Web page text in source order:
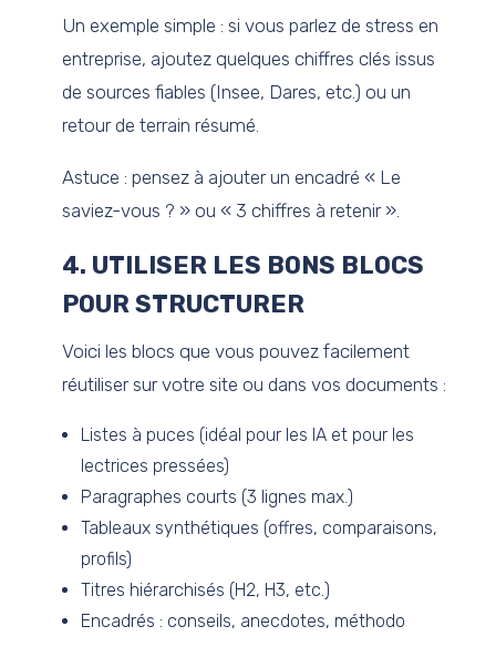
Un exemple simple : si vous parlez de stress en
entreprise, ajoutez quelques chiffres clés issus
de sources fiables (Insee, Dares, etc.) ou un
retour de terrain résumé.
Astuce : pensez à ajouter un encadré « Le
saviez-vous ? » ou « 3 chiffres à retenir ».
4. UTILISER LES BONS BLOCS
POUR STRUCTURER
Voici les blocs que vous pouvez facilement
réutiliser sur votre site ou dans vos documents :
Listes à puces (idéal pour les IA et pour les
lectrices pressées)
Paragraphes courts (3 lignes max.)
Tableaux synthétiques (offres, comparaisons,
profils)
Titres hiérarchisés (H2, H3, etc.)
Encadrés : conseils, anecdotes, méthodo